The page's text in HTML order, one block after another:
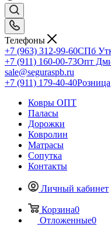
Телефоны
+7 (963) 312-99-60СПб
+7 (911) 160-00-73Опт
sale@seguraspb.ru
+7 (911) 179-40-40Розница
Ковры ОПТ
Паласы
Дорожки
Ковролин
Матрасы
Сопутка
Контакты
Личный кабинет
Корзина0
Отложенные0